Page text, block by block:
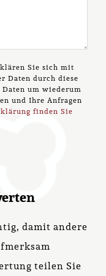
Sie sich mit
Daten durch diese
um wiederum
und Ihre Anfragen
finden Sie
damit andere
teilen Sie